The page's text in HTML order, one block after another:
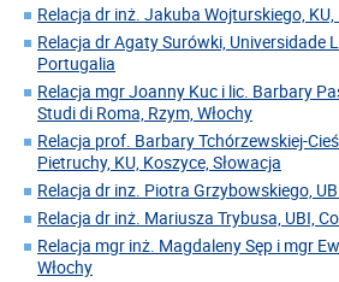
Relacja dr inż. Jakuba Wojturskiego, KU,
Relacja dr Agaty Surówki, Universidade
Portugalia
Relacja mgr Joanny Kuc i lic. Barbary
Studi di Roma, Rzym, Włochy
Relacja prof. Barbary Tchórzewskiej-
Pietruchy, KU, Koszyce, Słowacja
Relacja dr inz. Piotra Grzybowskiego,
Relacja dr inż. Mariusza Trybusa, UBI,
Relacja mgr inż. Magdaleny Sęp i mgr
Włochy